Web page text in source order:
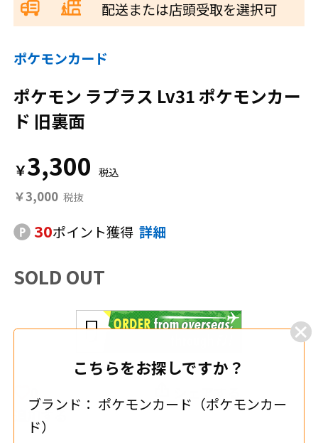
配送または店頭受取を選択可
ポケモンカード
ポケモン ラプラス Lv31 ポケモンカー
ド 旧裏面
￥3,300
￥3,000
30ポイント獲得 詳細
SOLD OUT
こちらをお探しですか？
ブランド： ポケモンカード（ポケモンカー
ド）
追加する
シェアする